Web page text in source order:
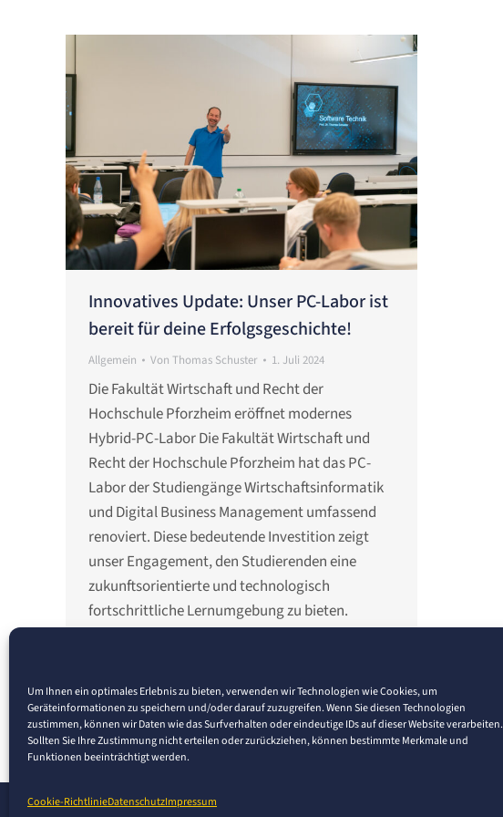
Um Ihnen ein optimales Erlebnis zu bieten, verwenden wir Technologien wie Cookies, um
Geräteinformationen zu speichern und/oder darauf zuzugreifen. Wenn Sie diesen Technologien
zustimmen, können wir Daten wie das Surfverhalten oder eindeutige IDs auf dieser Website verarbeiten.
Sollten Sie Ihre Zustimmung nicht erteilen oder zurückziehen, können bestimmte Merkmale und
Funktionen beeinträchtigt werden.
Cookie-RichtlinieDatenschutzImpressum
Innovatives Update: Unser PC-Labor ist
bereit für deine Erfolgsgeschichte!
Allgemein Von Thomas Schuster 1. Juli 2024
Die Fakultät Wirtschaft und Recht der
Hochschule Pforzheim eröffnet modernes
Hybrid-PC-Labor Die Fakultät Wirtschaft und
Recht der Hochschule Pforzheim hat das PC-
Labor der Studiengänge Wirtschaftsinformatik
und Digital Business Management umfassend
renoviert. Diese bedeutende Investition zeigt
unser Engagement, den Studierenden eine
zukunftsorientierte und technologisch
fortschrittliche Lernumgebung zu bieten.
© 2026 Pforzheim University